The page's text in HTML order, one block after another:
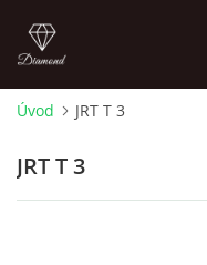
NOVINKY 2026
Úvod JRT T 3
JRT T 3